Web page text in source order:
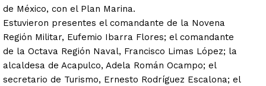
de México, con el Plan Marina.
Estuvieron presentes el comandante de la Novena
Región Militar, Eufemio Ibarra Flores; el comandante
de la Octava Región Naval, Francisco Limas López; la
alcaldesa de Acapulco, Adela Román Ocampo; el
secretario de Turismo, Ernesto Rodríguez Escalona; el